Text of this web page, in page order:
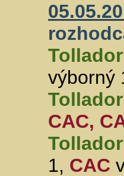
výborný
CAC,
1, CAC